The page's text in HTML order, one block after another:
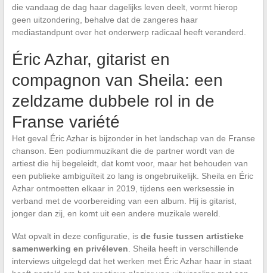
die vandaag de dag haar dagelijks leven deelt, vormt hierop
geen uitzondering, behalve dat de zangeres haar
mediastandpunt over het onderwerp radicaal heeft veranderd.
Éric Azhar, gitarist en
compagnon van Sheila: een
zeldzame dubbele rol in de
Franse variété
Het geval Éric Azhar is bijzonder in het landschap van de Franse
chanson. Een podiummuzikant die de partner wordt van de
artiest die hij begeleidt, dat komt voor, maar het behouden van
een publieke ambiguïteit zo lang is ongebruikelijk. Sheila en Éric
Azhar ontmoetten elkaar in 2019, tijdens een werksessie in
verband met de voorbereiding van een album. Hij is gitarist,
jonger dan zij, en komt uit een andere muzikale wereld.
Wat opvalt in deze configuratie, is de fusie tussen artistieke
samenwerking en privéleven . Sheila heeft in verschillende
interviews uitgelegd dat het werken met Éric Azhar haar in staat